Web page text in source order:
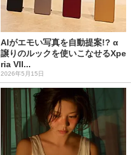
AIがエモい写真を自動提案!? α
譲りのルックを使いこなせるXpe
ria VII...
2026年5月15日